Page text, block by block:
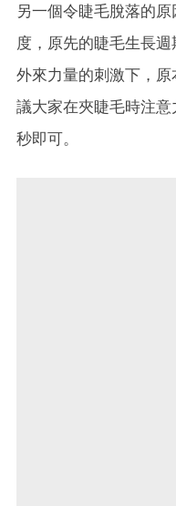
另一個令睫毛脫落的
度，原先的睫毛生長
外來力量的刺激下，
議大家在夾睫毛時注
秒即可。